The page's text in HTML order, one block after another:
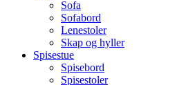
Sofa
Sofabord
Lenestoler
Skap og hyller
Spisestue
Spisebord
Spisestoler